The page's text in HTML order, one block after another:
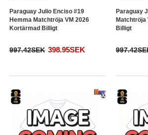
Paraguay Julio Enciso #19
Hemma Matchtröja VM 2026
Kortärmad Billigt
997.42SEK 398.95SEK
Paraguay
Matchtröja
Billigt